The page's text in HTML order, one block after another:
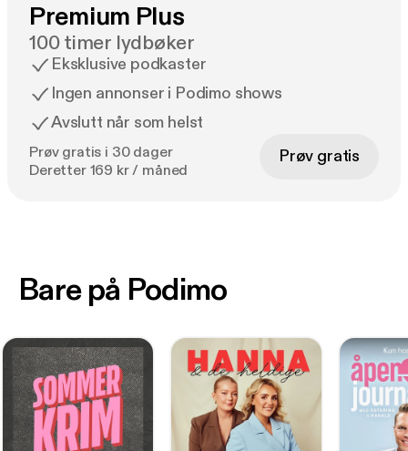
Premium Plus
100 timer lydbøker
Eksklusive podkaster
Ingen annonser i Podimo shows
Avslutt når som helst
Prøv gratis i 30 dager
Deretter 169 kr / måned
Prøv gratis
Bare på Podimo